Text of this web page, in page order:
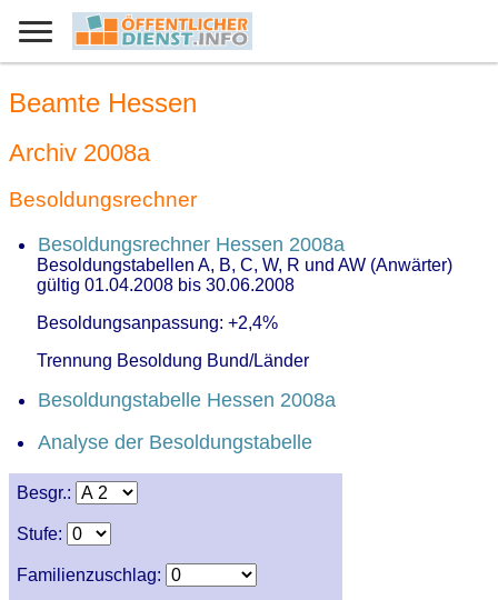
Besgr.:
Stufe:
Familienzuschlag:
Beamte Hessen
Archiv 2008a
Besoldungsrechner
Besoldungsrechner Hessen 2008a
Besoldungstabellen A, B, C, W, R und AW (Anwärter)
gültig 01.04.2008 bis 30.06.2008
Besoldungsanpassung: +2,4%
Trennung Besoldung Bund/Länder
Besoldungstabelle Hessen 2008a
Analyse der Besoldungstabelle